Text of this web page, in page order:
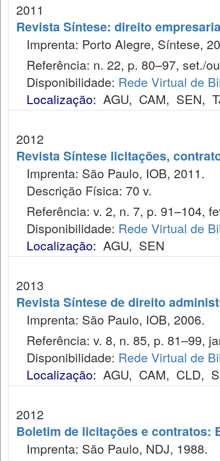
2011
Revista Síntese: direito
Imprenta: Porto Alegre, Síntese,
Referência: n. 22, p. 80–97, set./
Disponibilidade: Rede Virtual de
Localização: AGU, CAM, SEN,
2012
Revista Síntese licitações,
Imprenta: São Paulo, IOB, 2011.
Descrição Física: 70 v.
Referência: v. 2, n. 7, p. 91–104,
Disponibilidade: Rede Virtual de
Localização: AGU, SEN
2013
Revista Síntese de direito
Imprenta: São Paulo, IOB, 2006.
Referência: v. 8, n. 85, p. 81–99,
Disponibilidade: Rede Virtual de
Localização: AGU, CAM, CLD,
2012
Boletim de licitações e contratos:
Imprenta: São Paulo, NDJ, 1988.